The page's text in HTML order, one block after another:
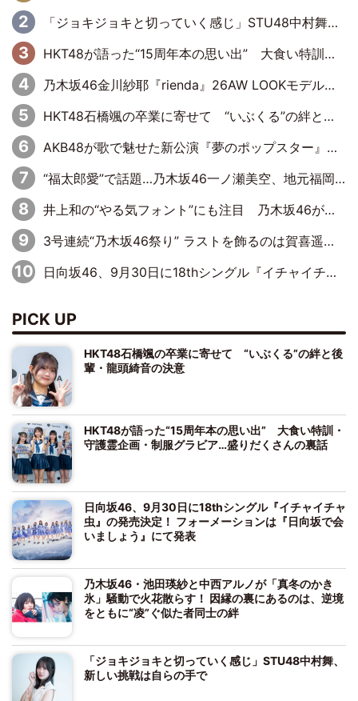
「ジョキジョキと切っていく感じ」STU48中村舞、新しい挑戦は自らの手で
HKT48が語った“15周年本の思い出” 大食い特訓・守護霊企画・制服グラビア…盛りだくさんの裏話
乃木坂46金川紗耶『rienda』26AW LOOKモデルに就任
HKT48石橋颯の卒業に寄せて “いぶくる”の絆と後輩・龍頭綺音の決意
AKB48が歌で魅せた新公演『夢のポップスター』 初日から全身全霊のステージ
“福太郎愛”で話題…乃木坂46一ノ瀬美空、地元福岡『めんべい25周年トップサポーター』に就任
井上和の“やる気フォント”にも注目 乃木坂46が挑んだ書道パフォーマンスの舞台裏
3号連続“乃木坂46祭り” ラストを飾るのは賀喜遥香…5年ぶりの登場に「5年分大人になった私を見ていただけたら」
日向坂46、9月30日に18thシングル『イチャイチャ虫』の発売決定！ フォーメーションは『日向坂で会いましょう』にて発表
PICK UP
HKT48石橋颯の卒業に寄せて “いぶくる”の絆と後
輩・龍頭綺音の決意
HKT48が語った“15周年本の思い出” 大食い特訓・
守護霊企画・制服グラビア…盛りだくさんの裏話
日向坂46、9月30日に18thシングル『イチャイチャ
虫』の発売決定！ フォーメーションは『日向坂で会
いましょう』にて発表
乃木坂46・池田瑛紗と中西アルノが「真冬のかき
氷」騒動で火花散らす！ 因縁の裏にあるのは、逆境
をともに“凌”ぐ似た者同士の絆
「ジョキジョキと切っていく感じ」STU48中村舞、
新しい挑戦は自らの手で